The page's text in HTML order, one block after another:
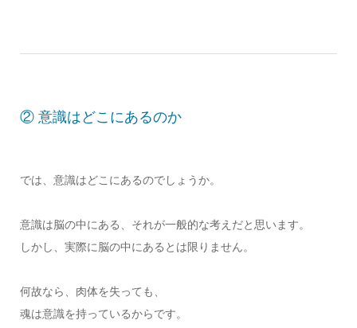
② 意識はどこにあるのか
では、意識はどこにあるのでしょうか。
意識は脳の中にある、それが一般的な考えだと思います。
しかし、実際に脳の中にあるとは限りません。
何故なら、肉体を失っても、
魂は意識を持っているからです。